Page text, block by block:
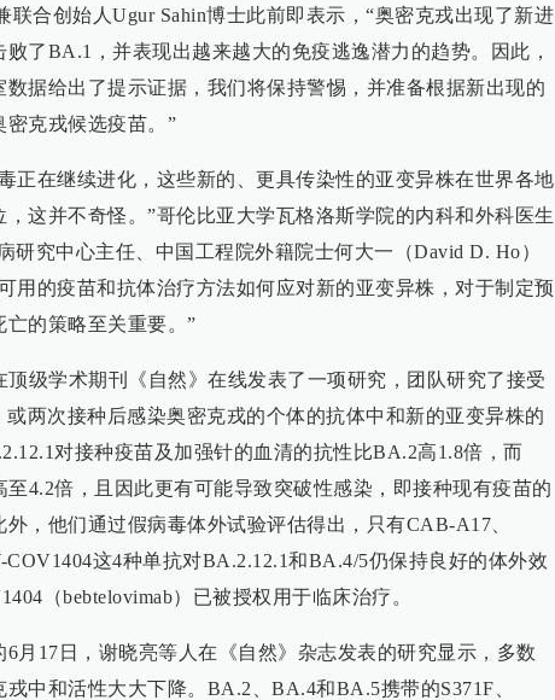
联合创始人Ugur Sahin博士此前即表示，“奥密克戎出现了新进
了BA.1，并表现出越来越大的免疫逃逸潜力的趋势。因此，
数据给出了提示证据，我们将保持警惕，并准备根据新出现的
密克戎候选疫苗。”
正在继续进化，这些新的、更具传染性的亚变异株在世界各地
这并不奇怪。”哥伦比亚大学瓦格洛斯学院的内科和外科医生
研究中心主任、中国工程院外籍院士何大一（David D. Ho）
用的疫苗和抗体治疗方法如何应对新的亚变异株，对于制定预
亡的策略至关重要。”
顶级学术期刊《自然》在线发表了一项研究，团队研究了接受
两次接种后感染奥密克戎的个体的抗体中和新的亚变异株的
对接种疫苗及加强针的血清的抗性比BA.2高1.8倍，而
4.2倍，且因此更有可能导致突破性感染，即接种现有疫苗的
，他们通过假病毒体外试验评估得出，只有CAB-A17、
COV1404这4种单抗对BA.2.12.1和BA.4/5仍保持良好的体外效
（bebtelovimab）已被授权用于临床治疗。
6月17日，谢晓亮等人在《自然》杂志发表的研究显示，多数
中和活性大大下降。BA.2、BA.4和BA.5携带的S371F、